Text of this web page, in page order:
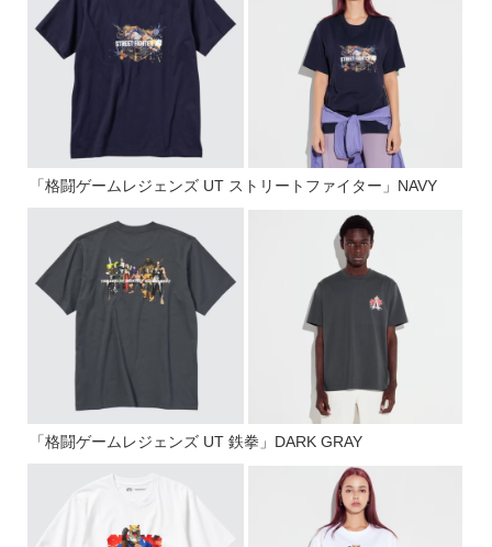
「格闘ゲームレジェンズ UT ストリートファイター」NAVY
「格闘ゲームレジェンズ UT 鉄拳」DARK GRAY